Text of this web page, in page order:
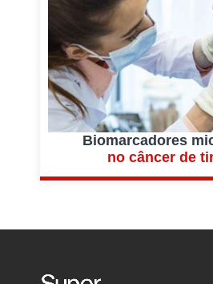
Biomarcadores
no câncer de